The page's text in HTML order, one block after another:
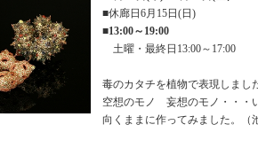
■休廊日6月15日(日)
■13:00～19:00
土曜・最終日13:00～17:00
毒のカタチを植物で表現しま
空想のモノ 妄想のモノ・・・
向くままに作ってみました。（